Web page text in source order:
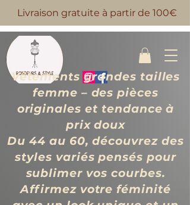
Livraison gratuite à partir de 100€
Vêtements grandes tailles
femme – des pièces
originales et tendance à
prix doux
Du 44 au 60, découvrez des
styles variés pensés pour
sublimer vos courbes.
Affirmez votre féminité